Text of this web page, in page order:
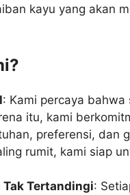
kayu yang akan
: Kami percaya
itu, kami
preferensi, dan
rumit, kami siap
Tertandingi: